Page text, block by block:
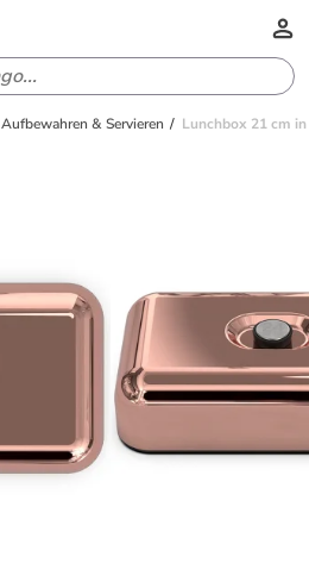
Aufbewahren & Servieren Lunchbox 21 cm